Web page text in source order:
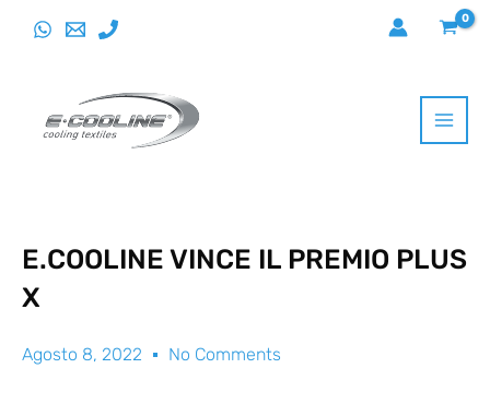
E.COOLINE VINCE IL PREMIO PLUS
X
Agosto 8, 2022 No Comments